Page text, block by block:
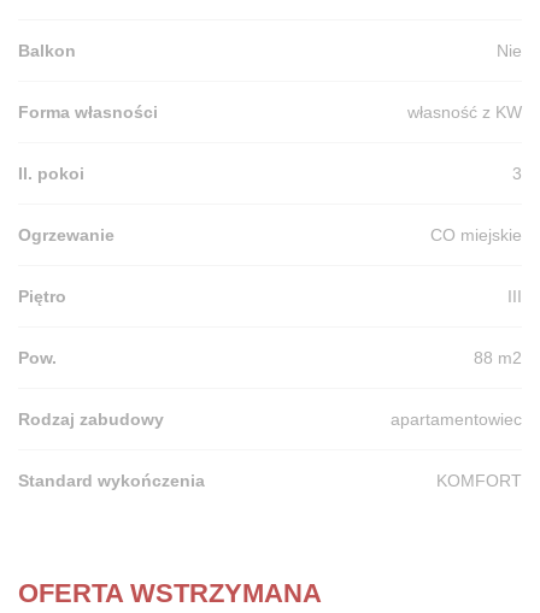
Balkon Nie
Forma własności własność z KW
Il. pokoi 3
Ogrzewanie CO miejskie
Piętro III
Pow. 88 m2
Rodzaj zabudowy apartamentowiec
Standard wykończenia KOMFORT
OFERTA WSTRZYMANA